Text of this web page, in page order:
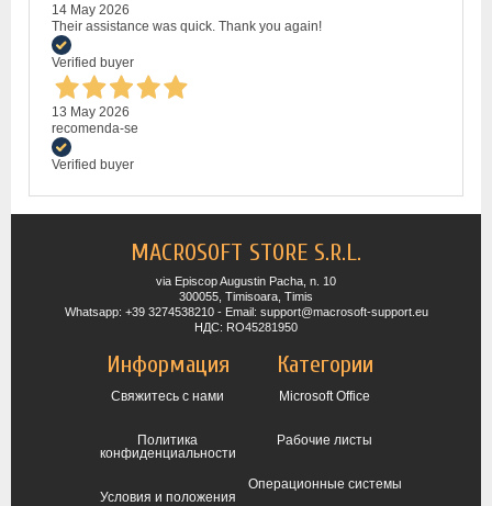
14 May 2026
Their assistance was quick. Thank you again!
Verified buyer
13 May 2026
recomenda-se
Verified buyer
MACROSOFT STORE S.R.L.
via Episcop Augustin Pacha, n. 10
300055, Timisoara, Timis
Whatsapp: +39 3274538210 - Email: support@macrosoft-support.eu
НДС: RO45281950
Информация
Свяжитесь с нами
Политика
конфиденциальности
Условия и положения
Категории
Microsoft Office
Рабочие листы
Операционные системы